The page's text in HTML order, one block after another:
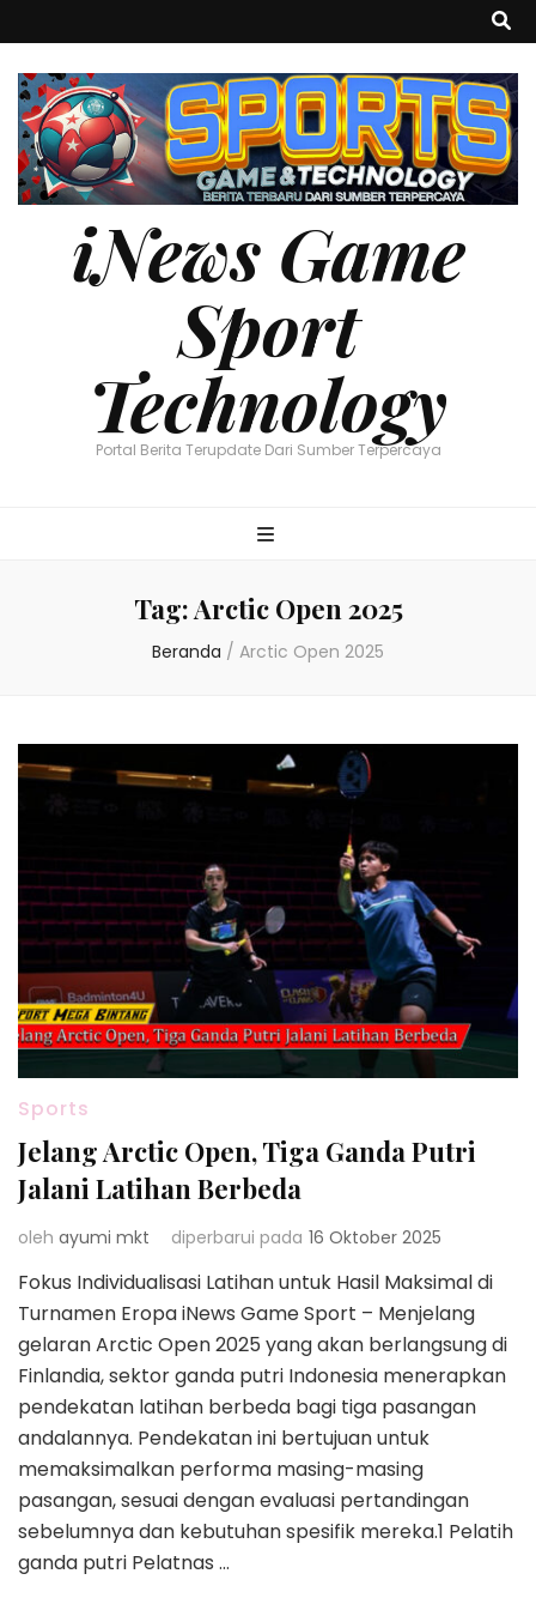
iNews Game
Sport
Technology
Portal Berita Terupdate Dari Sumber Terpercaya
Tag:Arctic Open 2025
Beranda / Arctic Open 2025
Sports
Jelang Arctic Open, Tiga Ganda Putri
Jalani Latihan Berbeda
oleh ayumi mkt diperbarui pada 16 Oktober 2025
Fokus Individualisasi Latihan untuk Hasil Maksimal di
Turnamen Eropa iNews Game Sport – Menjelang
gelaran Arctic Open 2025 yang akan berlangsung di
Finlandia, sektor ganda putri Indonesia menerapkan
pendekatan latihan berbeda bagi tiga pasangan
andalannya. Pendekatan ini bertujuan untuk
memaksimalkan performa masing-masing
pasangan, sesuai dengan evaluasi pertandingan
sebelumnya dan kebutuhan spesifik mereka.1 Pelatih
ganda putri Pelatnas …